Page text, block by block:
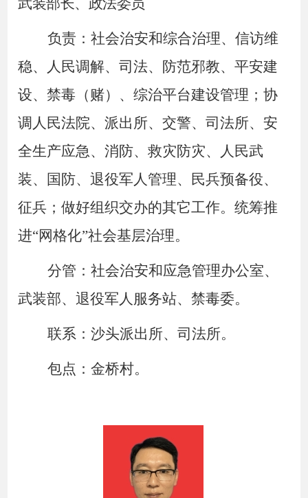
武装部长、政法委员
负责：社会治安和综合治理、信访维
稳、人民调解、司法、防范邪教、平安建
设、禁毒（赌）、综治平台建设管理；协
调人民法院、派出所、交警、司法所、安
全生产应急、消防、救灾防灾、人民武
装、国防、退役军人管理、民兵预备役、
征兵；做好组织交办的其它工作。统筹推
进“网格化”社会基层治理。
分管：社会治安和应急管理办公室、
武装部、退役军人服务站、禁毒委。
联系：沙头派出所、司法所。
包点：金桥村。